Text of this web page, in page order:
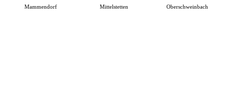
Mammendorf Mittelstetten Oberschweinbach